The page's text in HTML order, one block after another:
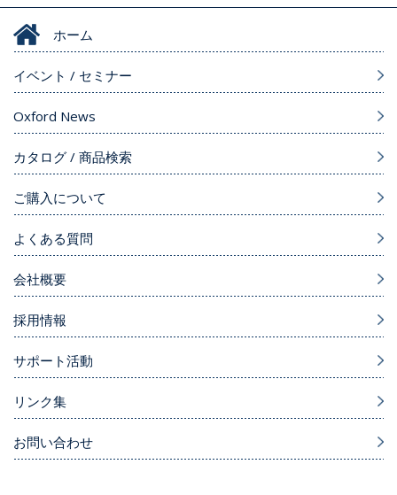
ホーム
イベント / セミナー
Oxford News
カタログ / 商品検索
ご購入について
よくある質問
会社概要
採用情報
サポート活動
リンク集
お問い合わせ